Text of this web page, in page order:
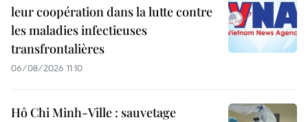
leur coopération dans la lutte contre
les maladies infectieuses
transfrontalières
06/08/2026 11:10
Hô Chi Minh-Ville : sauvetage